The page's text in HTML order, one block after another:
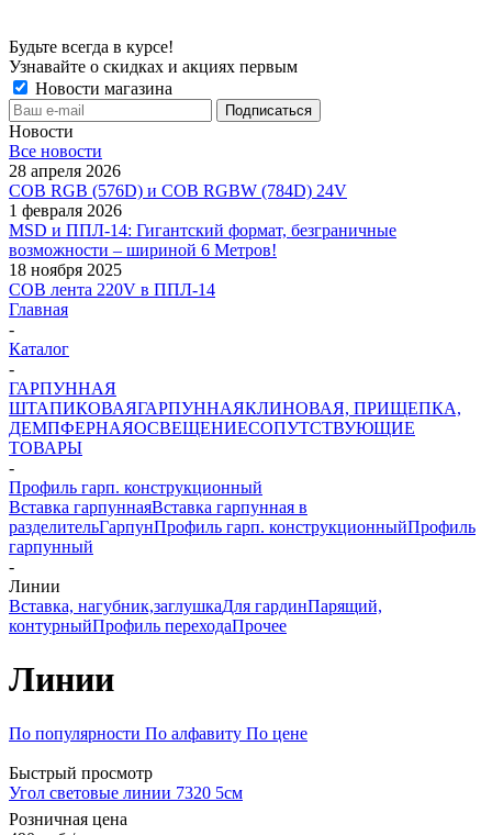
Будьте всегда в курсе!
Узнавайте о скидках и акциях первым
Новости магазина
Новости
Все новости
28 апреля 2026
COB RGB (576D) и COB RGBW (784D) 24V
1 февраля 2026
MSD и ППЛ-14: Гигантский формат, безграничные
возможности – шириной 6 Метров!
18 ноября 2025
COB лента 220V в ППЛ-14
Главная
-
Каталог
-
ГАРПУННАЯ
ШТАПИКОВАЯГАРПУННАЯКЛИНОВАЯ, ПРИЩЕПКА,
ДЕМПФЕРНАЯОСВЕЩЕНИЕСОПУТСТВУЮЩИЕ
ТОВАРЫ
-
Профиль гарп. конструкционный
Вставка гарпуннаяВставка гарпунная в
разделительГарпунПрофиль гарп. конструкционныйПрофиль
гарпунный
-
Линии
Вставка, нагубник,заглушкаДля гардинПарящий,
контурныйПрофиль переходаПрочее
Линии
По популярности По алфавиту По цене
Быстрый просмотр
Угол световые линии 7320 5см
Розничная цена